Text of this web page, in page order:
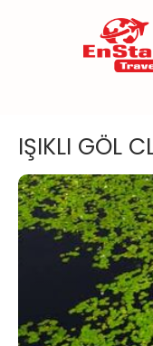
İçeriğe
IŞIKLI GÖL